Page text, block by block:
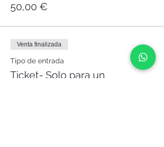
50,00 €
Venta finalizada
Tipo de entrada
Ticket- Solo para un